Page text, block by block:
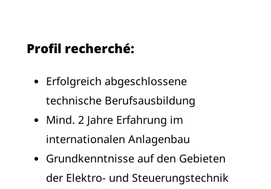
Profil recherché:
Erfolgreich abgeschlossene
technische Berufsausbildung
Mind. 2 Jahre Erfahrung im
internationalen Anlagenbau
Grundkenntnisse auf den Gebieten
der Elektro- und Steuerungstechnik